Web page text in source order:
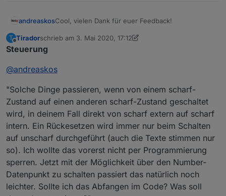
andreaskosCool, vielen Dank für euer Feedback!
Ich möchte kurz Feedback geben zu den Punkten:
Zustand auf einen anderen scharf-Zustand
extern auf scharf intern. Ein Rückesetzen wird
immer nur beim Schalten auf unscharf
durchgeführt (auch die Texte stimmen nur so). Ich
wollte das vorerst nicht per Programmierung
sperren. Jetzt mit der Möglichkeit über den
Number-Datenpunkt zu schalten passiert das
natürlich noch leichter. Sollte ich das Abfangen im
Code? Was soll dann aber passieren?
gibt, die Intanz abzufragen, aber dann nicht
mehr nachgesehen - Danke!!
OK, ich werd Rollen mitvergeben.
Subscription auf Rollen ist auch cool. Ich
muss zugeben, dass ich mich mit Rollen
bisher kaum auseinander gesetzt habe. Das
würde die Pflege deutlich vereinfachen. Kann
ein Melder auch mehrere Rollen haben? Oder
wie kann ich sonst damit umgehen, dass ein
Melder gleichzeitig zB die Außenhaut-Rolle
haben kann UND auch ein verzögerter
Melder sein kann?
LG Andreas
T Tiradorschrieb am 3. Mai 2020, 17:12
zuletzt editiert von Tirador 5. März 2020, 19:13
Steuerung
@andreaskos
"Solche Dinge passieren, wenn von einem scharf-
Zustand auf einen anderen scharf-Zustand geschaltet
wird, in deinem Fall direkt von scharf extern auf scharf
intern. Ein Rückesetzen wird immer nur beim Schalten
auf unscharf durchgeführt (auch die Texte stimmen nur
so). Ich wollte das vorerst nicht per Programmierung
sperren. Jetzt mit der Möglichkeit über den Number-
Datenpunkt zu schalten passiert das natürlich noch
leichter. Sollte ich das Abfangen im Code? Was soll